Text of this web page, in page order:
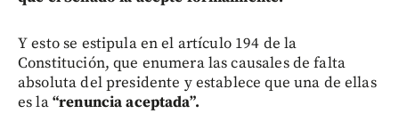
Y esto se estipula en el artículo 194 de la
Constitución, que enumera las causales de falta
absoluta del presidente y establece que una de ellas
es la“renuncia aceptada”.